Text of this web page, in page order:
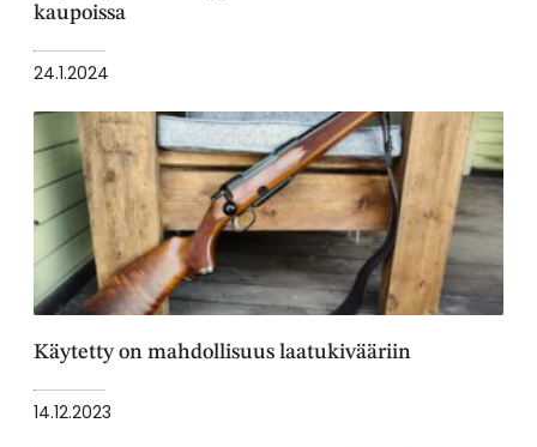
kaupoissa
24.1.2024
Käytetty on mahdollisuus laatukivääriin
14.12.2023